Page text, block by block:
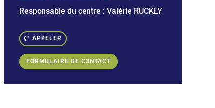
Responsable du centre : Valérie RUCKLY
APPELER
FORMULAIRE DE CONTACT